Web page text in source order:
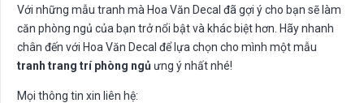
Với những mẫu tranh mà Hoa Văn Decal đã gợi ý cho bạn sẽ làm
căn phòng ngủ của bạn trở nổi bật và khác biệt hơn. Hãy nhanh
chân đến với Hoa Văn Decal để lựa chọn cho mình một mẫu
tranh trang trí phòng ngủ ưng ý nhất nhé!
Mọi thông tin xin liên hệ: